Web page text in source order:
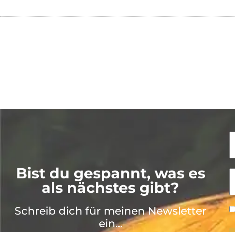
Bist du gespannt, was es
als nächstes gibt?
Schreib dich für meinen Newsletter
ein...